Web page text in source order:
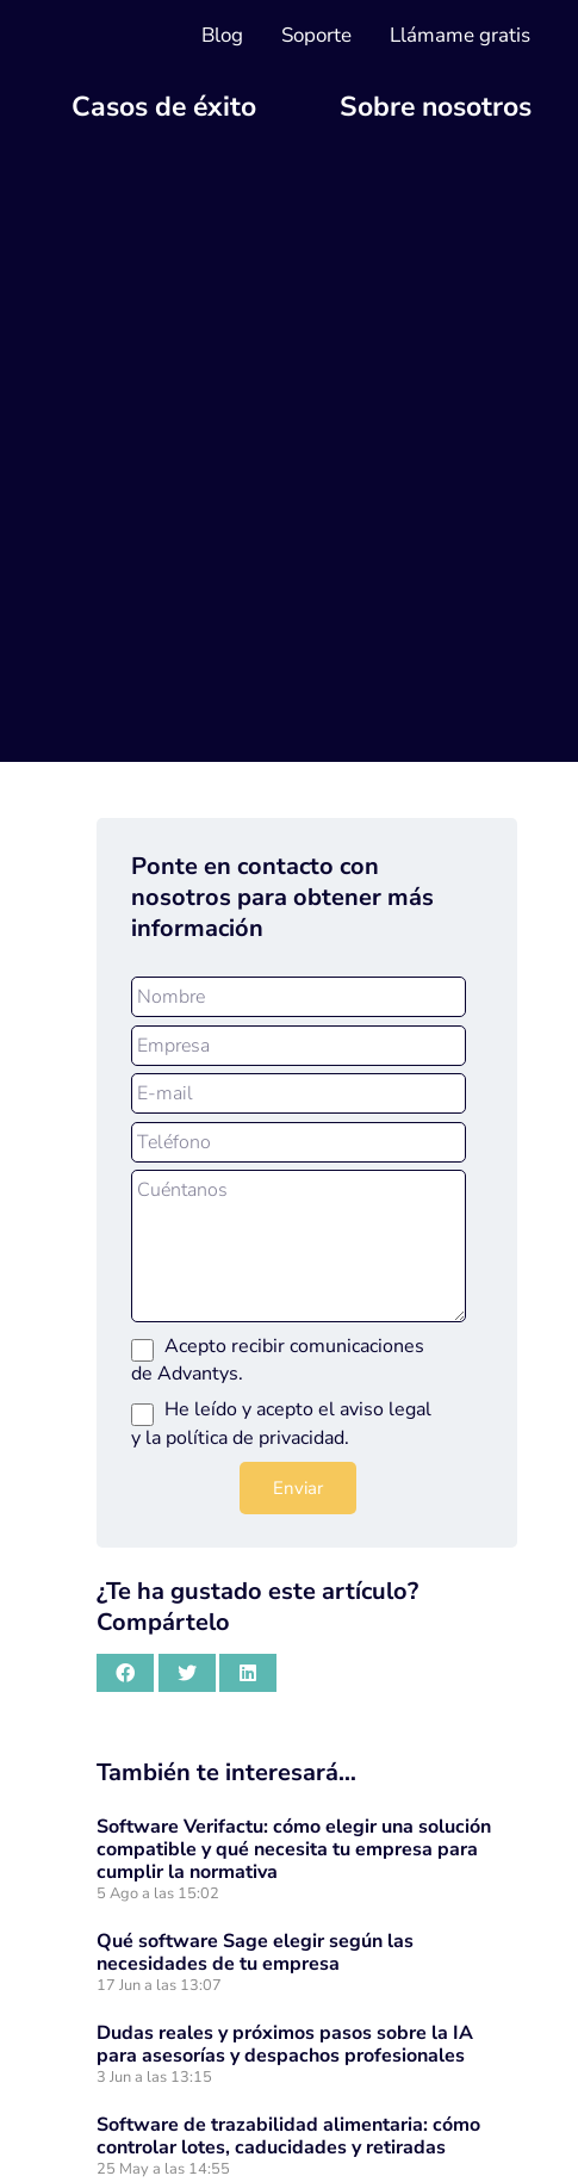
Blog Soporte Llámame gratis
Casos de éxito Sobre nosotros
Ponte en contacto con
nosotros para obtener más
información
Acepto recibir comunicaciones
de Advantys.
He leído y acepto el aviso legal
y la política de privacidad.
¿Te ha gustado este artículo?
Compártelo
También te interesará…
Software Verifactu: cómo elegir una solución
compatible y qué necesita tu empresa para
cumplir la normativa
5 Ago a las 15:02
Qué software Sage elegir según las
necesidades de tu empresa
17 Jun a las 13:07
Dudas reales y próximos pasos sobre la IA
para asesorías y despachos profesionales
3 Jun a las 13:15
Software de trazabilidad alimentaria: cómo
controlar lotes, caducidades y retiradas
25 May a las 14:55